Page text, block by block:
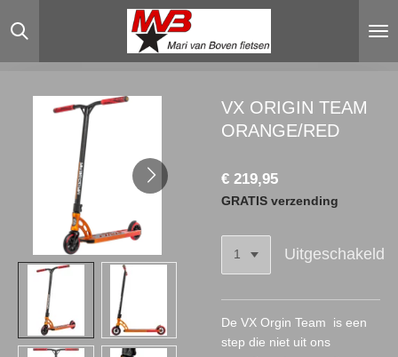
direct
hoofdinhoud
VX ORIGIN TEAM
ORANGE/RED
€ 219,95
GRATIS verzending
Uitgeschakeld
De VX Orgin Team is een
step die niet uit ons